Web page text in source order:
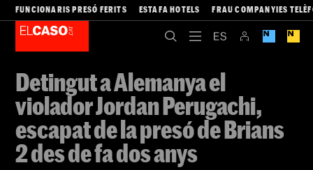
FUNCIONARIS PRESÓ FERITS ESTAFA HOTELS FRAU COMPANYIES
Detingut a Alemanya el
violador Jordan Perugachi,
escapat de la presó de Brians
2 des de fa dos anys